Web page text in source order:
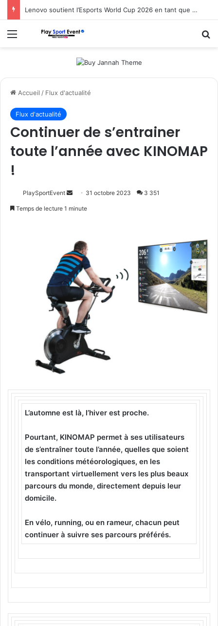
Lenovo soutient l’Esports World Cup 2026 en tant que partenaire fondateur
Menu
Accueil / Flux d'actualité
Flux d'actualité
Continuer de s’entrainer
toute l’année avec KINOMAP
!
PlaySportEvent
Envoyer31 octobre 2023 3 351
Temps de lecture 1 minute
L’automne est là, l’hiver est proche.
Pourtant, KINOMAP permet à ses utilisateurs
de s’entraîner toute l’année, quelles que soient
les conditions météorologiques, en les
transportant virtuellement vers les plus beaux
parcours du monde, directement depuis leur
domicile.
En vélo, running, ou en rameur, chacun peut
continuer à suivre ses parcours préférés.